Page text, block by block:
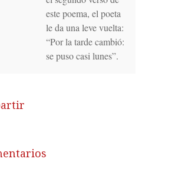
este poema, el poeta
le da una leve vuelta:
“Por la tarde cambió:
se puso casi lunes”.